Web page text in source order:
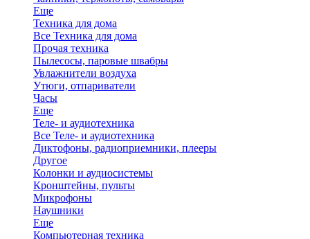
Еще
Техника для дома
Все Техника для дома
Прочая техника
Пылесосы, паровые швабры
Увлажнители воздуха
Утюги, отпариватели
Часы
Еще
Теле- и аудиотехника
Все Теле- и аудиотехника
Диктофоны, радиоприемники, плееры
Другое
Колонки и аудиосистемы
Кронштейны, пульты
Микрофоны
Наушники
Еще
Компьютерная техника